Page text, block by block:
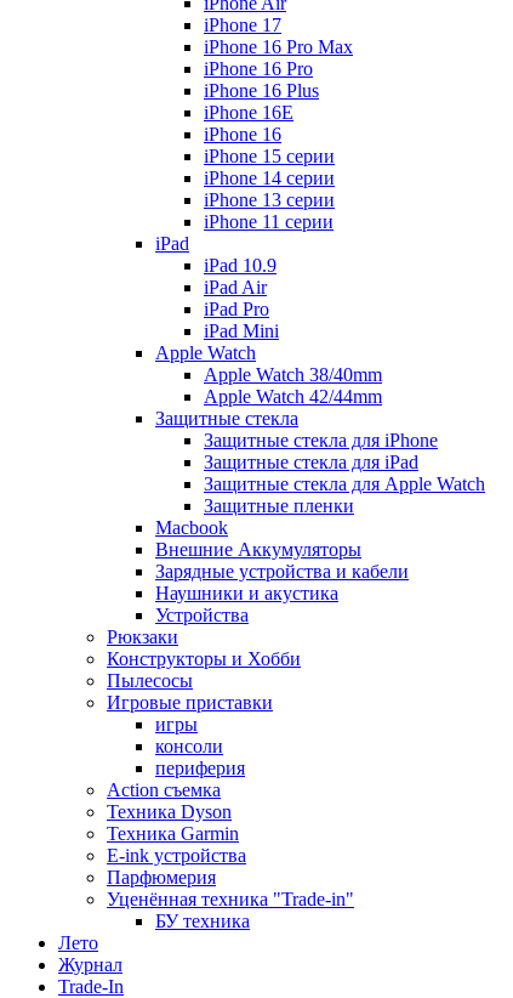
iPhone 17
iPhone 16 Pro Max
iPhone 16 Pro
iPhone 16 Plus
iPhone 16E
iPhone 16
iPhone 15 серии
iPhone 14 серии
iPhone 13 серии
iPhone 11 серии
iPad
iPad 10.9
iPad Air
iPad Pro
iPad Mini
Apple Watch
Apple Watch 38/40mm
Apple Watch 42/44mm
Защитные стекла
Защитные стекла для iPhone
Защитные стекла для iPad
Защитные стекла для Apple Watch
Защитные пленки
Macbook
Внешние Аккумуляторы
Зарядные устройства и кабели
Наушники и акустика
Устройства
Рюкзаки
Конструкторы и Хобби
Пылесосы
Игровые приставки
игры
консоли
периферия
Action съемка
Техника Dyson
Техника Garmin
E-ink устройства
Парфюмерия
Уценённая техника "Trade-in"
БУ техника
Лето
Журнал
Trade-In